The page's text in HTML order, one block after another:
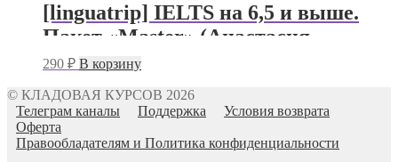
[linguatrip] IELTS на 6,5 и выше.
Пакет «Master» (Анастасия
Ивбуле)
290 ₽ В корзину
© КЛАДОВАЯ КУРСОВ 2026
Телеграм каналы
Поддержка
Условия возврата
Оферта
Правообладателям и Политика конфиденциальности